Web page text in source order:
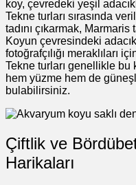
koy, çevredeki yeşil
Tekne turları sırasında
tadını çıkarmak,
Koyun çevresindeki
fotoğrafçılığı meraklıları
Tekne turları genellikle
hem yüzme hem de
bulabilirsiniz.
Çiftlik ve
Harikaları